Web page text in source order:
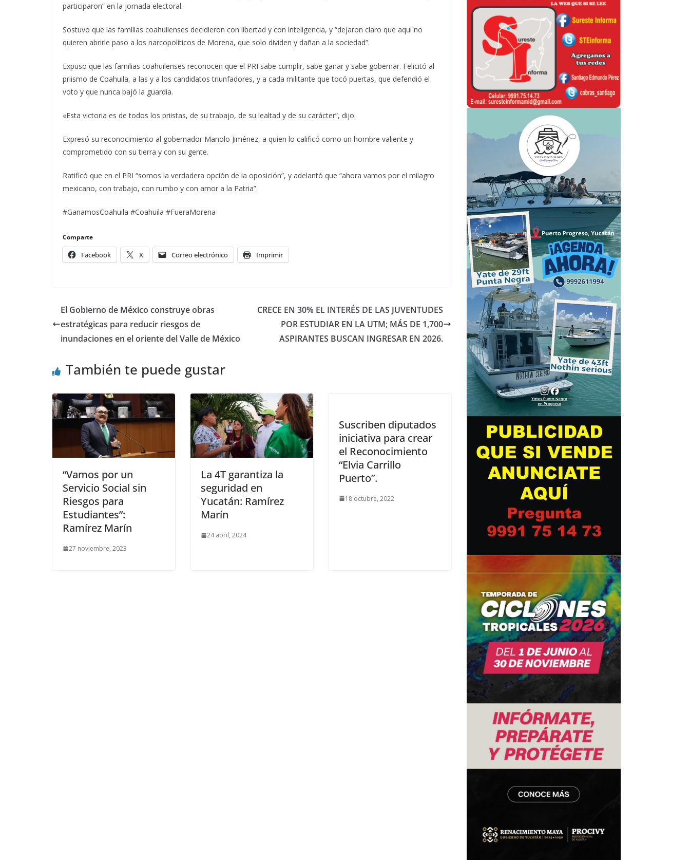
participaron” en la jornada electoral.
Sostuvo que las familias coahuilenses decidieron con libertad y con inteligencia, y “dejaron claro que aquí no
quieren abrirle paso a los narcopolíticos de Morena, que solo dividen y dañan a la sociedad”.
Expuso que las familias coahuilenses reconocen que el PRI sabe cumplir, sabe ganar y sabe gobernar. Felicitó al
priismo de Coahuila, a las y a los candidatos triunfadores, y a cada militante que tocó puertas, que defendió el
voto y que nunca bajó la guardia.
«Esta victoria es de todos los priistas, de su trabajo, de su lealtad y de su carácter”, dijo.
Expresó su reconocimiento al gobernador Manolo Jiménez, a quien lo calificó como un hombre valiente y
comprometido con su tierra y con su gente.
Ratificó que en el PRI “somos la verdadera opción de la oposición”, y adelantó que “ahora vamos por el milagro
mexicano, con trabajo, con rumbo y con amor a la Patria”.
#GanamosCoahuila #Coahuila #FueraMorena
Comparte
Facebook X Correo electrónico Imprimir
El Gobierno de México construye obras
estratégicas para reducir riesgos de
inundaciones en el oriente del Valle de México
CRECE EN 30% EL INTERÉS DE LAS JUVENTUDES
POR ESTUDIAR EN LA UTM; MÁS DE 1,700
ASPIRANTES BUSCAN INGRESAR EN 2026.​
También te puede gustar
“Vamos por un
Servicio Social sin
Riesgos para
Estudiantes”:
Ramírez Marín
27 noviembre, 2023
La 4T garantiza la
seguridad en
Yucatán: Ramírez
Marín
24 abril, 2024
Suscriben diputados
iniciativa para crear
el Reconocimiento
“Elvia Carrillo
Puerto”.
18 octubre, 2022